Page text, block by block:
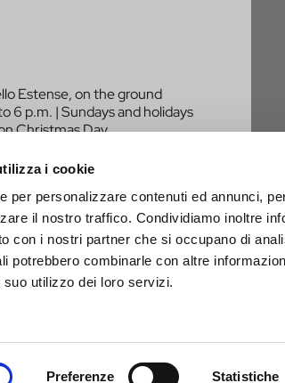
i cookie
per personalizzare contenuti ed annunci,
il nostro traffico. Condividiamo inoltre
con i nostri partner che si occupano di
potrebbero combinarle con altre
suo utilizzo dei loro servizi.
Preferenze Statistiche
Estense, on the ground
6 p.m. | Sundays and holidays
Christmas Day.
YOU LIKE TO BE
PROJECT?